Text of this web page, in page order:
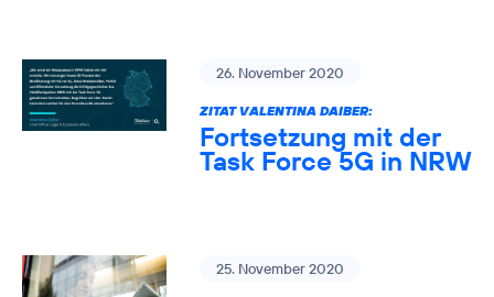
26. November 2020
ZITAT VALENTINA DAIBER:
Fortsetzung mit der
Task Force 5G in NRW
25. November 2020